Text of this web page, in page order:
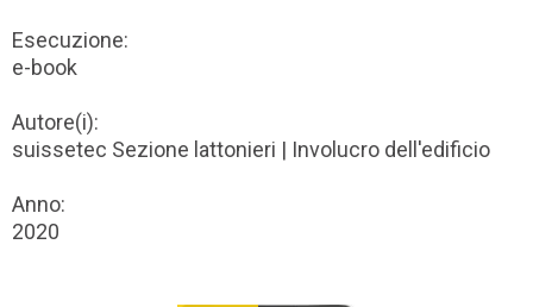
Esecuzione:
e-book
Autore(i):
suissetec Sezione lattonieri | Involucro dell'edificio
Anno:
2020